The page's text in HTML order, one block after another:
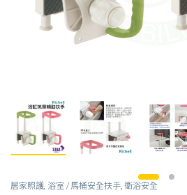
居家照護, 浴室 / 馬桶安全扶手,衛浴安全